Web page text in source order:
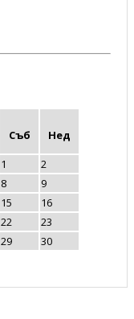
Съб
Нед
1
2
8
9
15
16
22
23
29
30